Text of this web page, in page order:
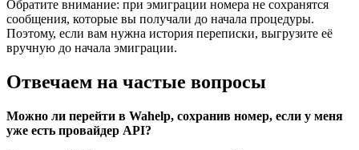
Обратите внимание: при эмиграции номера не сохранятся
сообщения, которые вы получали до начала процедуры.
Поэтому, если вам нужна история переписки, выгрузите её
вручную до начала эмиграции.
Отвечаем на частые вопросы
Можно ли перейти в Wahelp, сохранив номер, если у меня
уже есть провайдер API?